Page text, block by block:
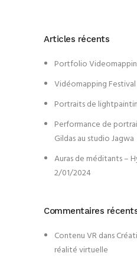
Articles récents
Portfolio
Vidéomapping
Portraits de
Performance de
Gildas au studio Jagwa
Auras de méditants –
2/01/2024
Commentaires
Contenu VRdans
réalité virtuelle